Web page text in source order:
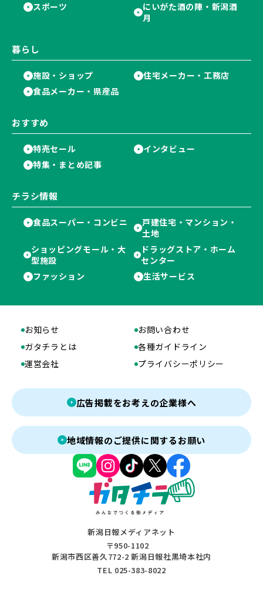
スポーツ
にいがた酒の陣・新潟酒
月
暮らし
施設・ショップ
住宅メーカー・工務店
食品メーカー・県産品
おすすめ
特売セール
インタビュー
特集・まとめ記事
チラシ情報
食品スーパー・コンビニ
戸建住宅・マンション・
土地
ショッピングモール・大
型施設
ドラッグストア・ホーム
センター
ファッション
生活サービス
新潟日報メディアネット
〒950-1102
新潟市西区善久772-2 新潟日報社黒埼本社内
TEL 025-383-8022
お知らせ
お問い合わせ
ガタチラとは
各種ガイドライン
運営会社
プライバシーポリシー
広告掲載をお考えの企業様へ
地域情報のご提供に関するお願い